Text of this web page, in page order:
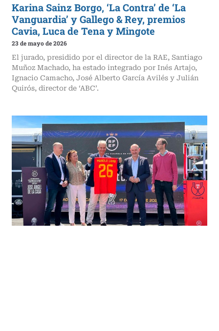
Karina Sainz Borgo, ‘La Contra’ de ‘La
Vanguardia’ y Gallego & Rey, premios
Cavia, Luca de Tena y Mingote
23 de mayo de 2026
El jurado, presidido por el director de la RAE, Santiago
Muñoz Machado, ha estado integrado por Inés Artajo,
Ignacio Camacho, José Alberto García Avilés y Julián
Quirós, director de ‘ABC’.